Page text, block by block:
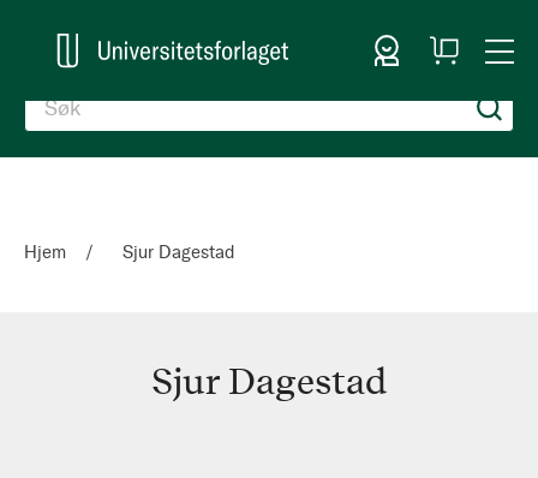
Logg inn
Handlekurv
Hjem Sjur Dagestad
Sjur Dagestad